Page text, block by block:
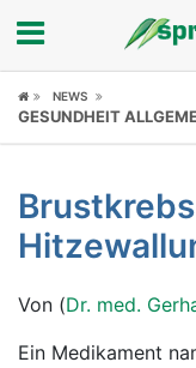
Fokus
Symptome
NEWS
GESUNDHEIT
Von (Dr. med.
Ein Medikament